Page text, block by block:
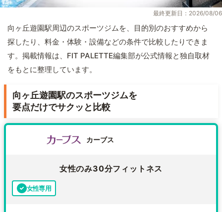
最終更新日：2026/08/06
向ヶ丘遊園駅周辺のスポーツジムを、目的別のおすすめから
探したり、料金・体験・設備などの条件で比較したりできま
す。掲載情報は、FIT PALETTE編集部が公式情報と独自取材
をもとに整理しています。
向ヶ丘遊園駅のスポーツジムを
要点だけでサクッと比較
カーブス
女性のみ30分フィットネス
女性専用